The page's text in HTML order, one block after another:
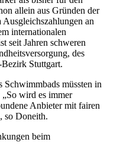
allein aus Gründen der
an
internationalen
seit Jahren schweren
des
Stuttgart.
müssten in
wird es immer
Anbieter mit fairen
so Doneith.
beim